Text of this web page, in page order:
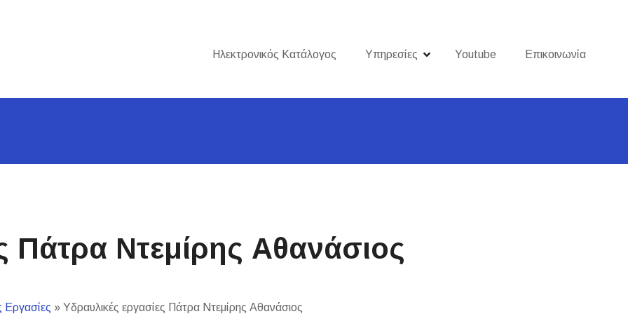
Ηλεκτρονικός Κατάλογος Υπηρεσίες Youtube Επικοινωνία
Πάτρα Ντεμίρης Αθανάσιος
Εργασίες » Υδραυλικές εργασίες Πάτρα Ντεμίρης Αθανάσιος